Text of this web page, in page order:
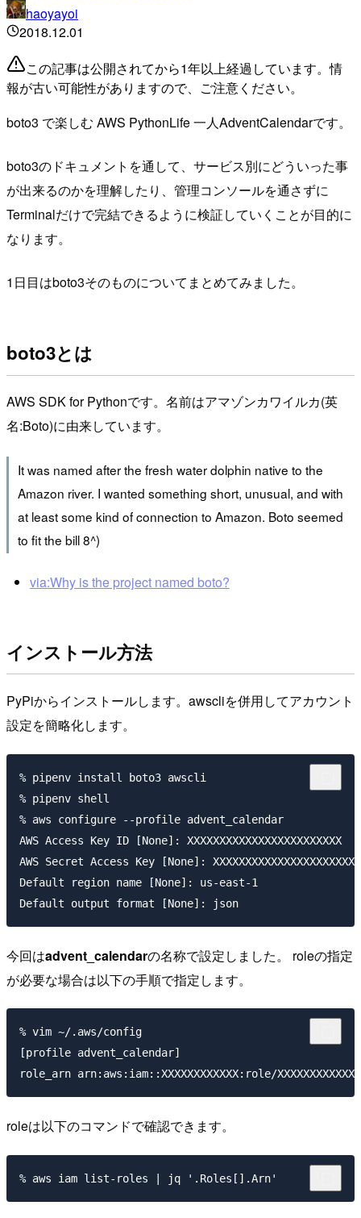
haoyayoi
2018.12.01
この記事は公開されてから1年以上経過しています。情
報が古い可能性がありますので、ご注意ください。
boto3 で楽しむ AWS PythonLife 一人AdventCalendarです。
boto3のドキュメントを通して、サービス別にどういった事
が出来るのかを理解したり、管理コンソールを通さずに
Terminalだけで完結できるように検証していくことが目的に
なります。
1日目はboto3そのものについてまとめてみました。
boto3とは
AWS SDK for Pythonです。名前はアマゾンカワイルカ(英
名:Boto)に由来しています。
It was named after the fresh water dolphin native to the
Amazon river. I wanted something short, unusual, and with
at least some kind of connection to Amazon. Boto seemed
to fit the bill 8^)
via:Why is the project named boto?
インストール方法
PyPiからインストールします。awscliを併用してアカウント
設定を簡略化します。
% pipenv install boto3 awscli
% pipenv shell
% aws configure --profile advent_calendar
AWS Access Key ID [None]: XXXXXXXXXXXXXXXXXXXXXXXX
AWS Secret Access Key [None]:
Default region name [None]: us-east-1
今回はadvent_calendarの名称で設定しました。 roleの指定
が必要な場合は以下の手順で指定します。
% vim ~/.aws/config
[profile advent_calendar]
roleは以下のコマンドで確認できます。